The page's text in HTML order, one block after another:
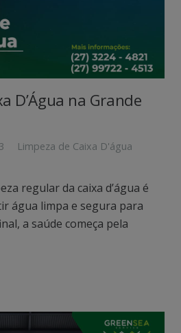
D’Água na Grande
Limpeza de Caixa D'água
regular da caixa d’água é
água limpa e segura para
a saúde começa pela